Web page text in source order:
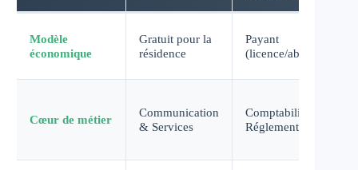
Modèle
économique
Gratuit pour la
résidence
Payant
(licence/abonnement)
Cœur de métier
Communication
& Services
Comptabilité &
Réglementaire